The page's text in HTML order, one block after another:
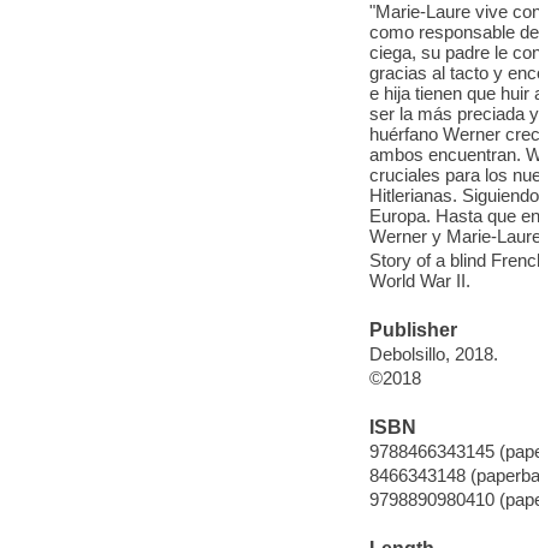
"Marie-Laure vive
como responsable
ciega, su padre le
gracias al tacto y
e hija tienen que huir
ser la más preciada
huérfano Werner
ambos encuentran.
cruciales para los
Hitlerianas.
Europa. Hasta que
Werner y Marie-
Story of a blind
World War II.
Publisher
Debolsillo, 2018.
©2018
ISBN
9788466343145
8466343148
9798890980410